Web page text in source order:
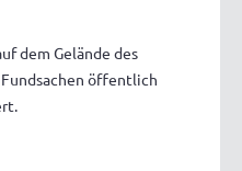
dem Gelände des
öffentlich